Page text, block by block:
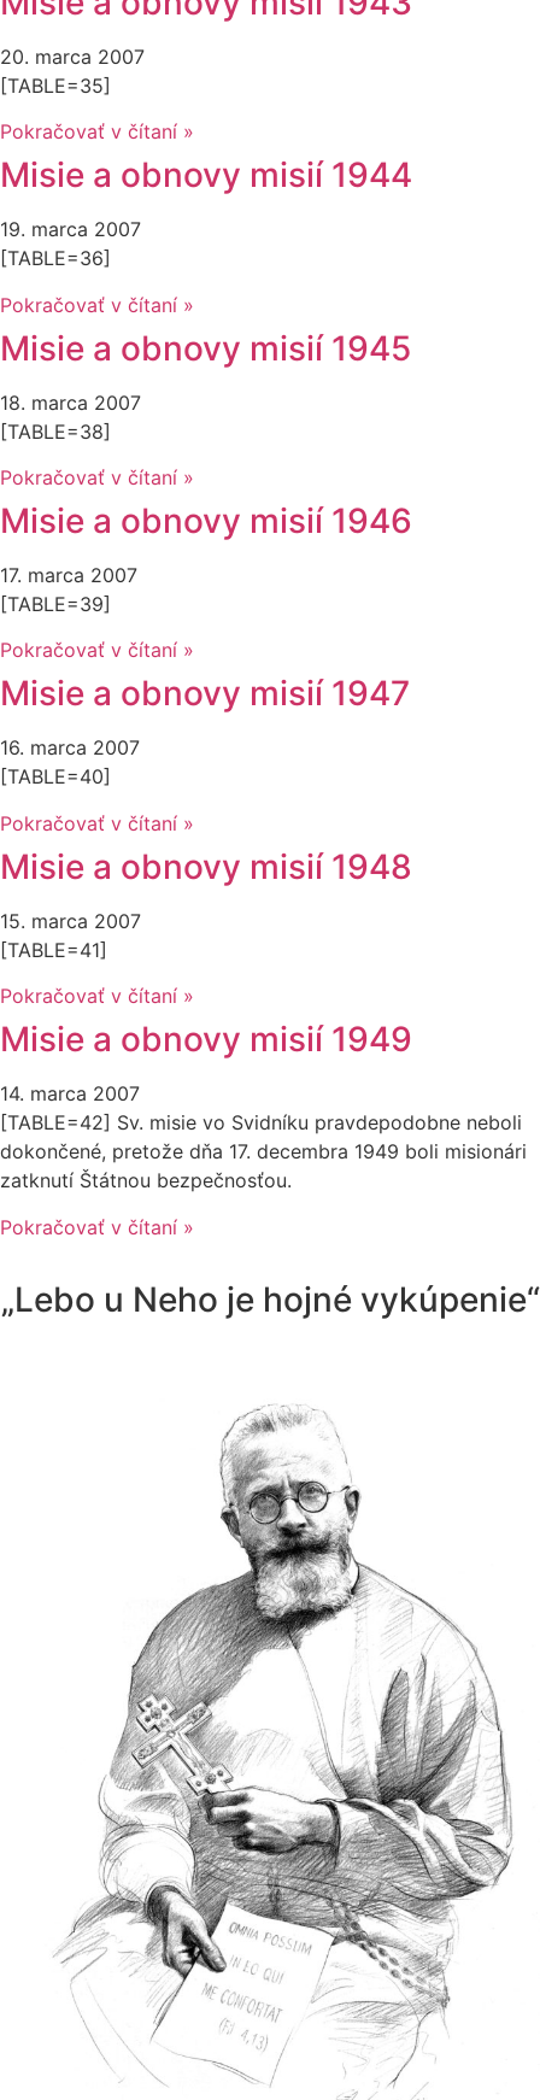
20. marca 2007
[TABLE=35]
Pokračovať v čítaní »
Misie a obnovy misií 1944
19. marca 2007
[TABLE=36]
Pokračovať v čítaní »
Misie a obnovy misií 1945
18. marca 2007
[TABLE=38]
Pokračovať v čítaní »
Misie a obnovy misií 1946
17. marca 2007
[TABLE=39]
Pokračovať v čítaní »
Misie a obnovy misií 1947
16. marca 2007
[TABLE=40]
Pokračovať v čítaní »
Misie a obnovy misií 1948
15. marca 2007
[TABLE=41]
Pokračovať v čítaní »
Misie a obnovy misií 1949
14. marca 2007
[TABLE=42] Sv. misie vo Svidníku pravdepodobne neboli
dokončené, pretože dňa 17. decembra 1949 boli misionári
zatknutí Štátnou bezpečnosťou.
Pokračovať v čítaní »
„Lebo u Neho je hojné vykúpenie“